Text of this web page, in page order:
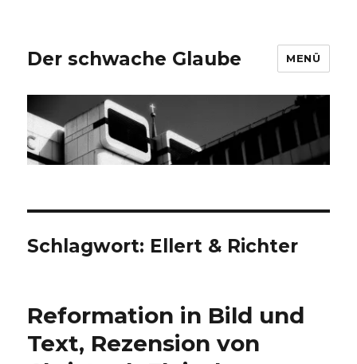
Der schwache Glaube MENÜ
Schlagwort: Ellert & Richter
Reformation in Bild und
Text, Rezension von